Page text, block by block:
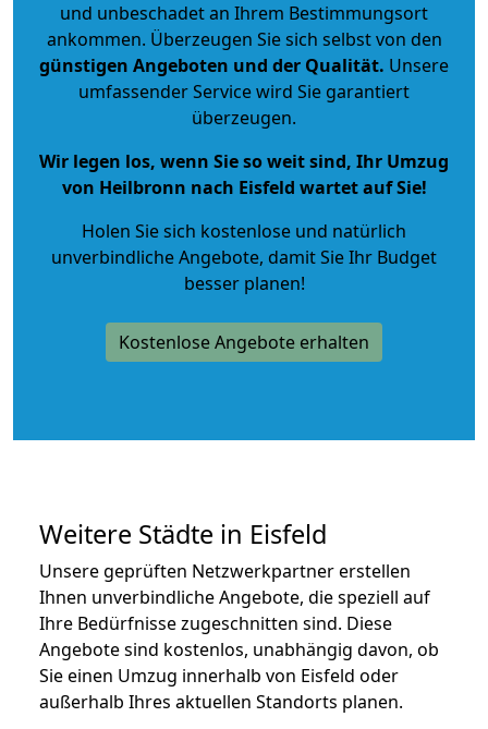
und unbeschadet an Ihrem Bestimmungsort
ankommen. Überzeugen Sie sich selbst von den
günstigen Angeboten und der Qualität. Unsere
umfassender Service wird Sie garantiert
überzeugen.
Wir legen los, wenn Sie so weit sind, Ihr Umzug
von Heilbronn nach Eisfeld wartet auf Sie!
Holen Sie sich kostenlose und natürlich
unverbindliche Angebote, damit Sie Ihr Budget
besser planen!
Kostenlose Angebote erhalten
Weitere Städte in Eisfeld
Unsere geprüften Netzwerkpartner erstellen
Ihnen unverbindliche Angebote, die speziell auf
Ihre Bedürfnisse zugeschnitten sind. Diese
Angebote sind kostenlos, unabhängig davon, ob
Sie einen Umzug innerhalb von Eisfeld oder
außerhalb Ihres aktuellen Standorts planen.